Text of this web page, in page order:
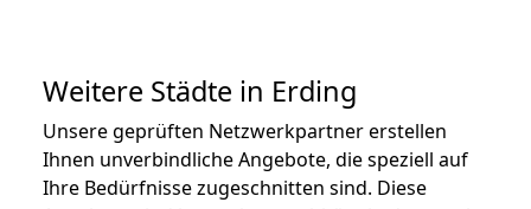
Weitere Städte in Erding
Unsere geprüften Netzwerkpartner erstellen
Ihnen unverbindliche Angebote, die speziell auf
Ihre Bedürfnisse zugeschnitten sind. Diese